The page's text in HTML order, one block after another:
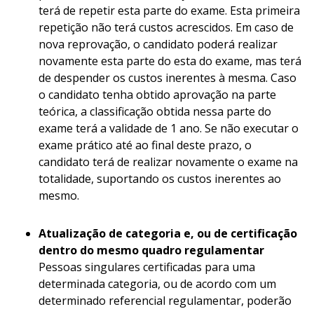
terá de repetir esta parte do exame. Esta primeira
repetição não terá custos acrescidos. Em caso de
nova reprovação, o candidato poderá realizar
novamente esta parte do esta do exame, mas terá
de despender os custos inerentes à mesma. Caso
o candidato tenha obtido aprovação na parte
teórica, a classificação obtida nessa parte do
exame terá a validade de 1 ano. Se não executar o
exame prático até ao final deste prazo, o
candidato terá de realizar novamente o exame na
totalidade, suportando os custos inerentes ao
mesmo.
Atualização de categoria e, ou de certificação
dentro do mesmo quadro regulamentar
Pessoas singulares certificadas para uma
determinada categoria, ou de acordo com um
determinado referencial regulamentar, poderão